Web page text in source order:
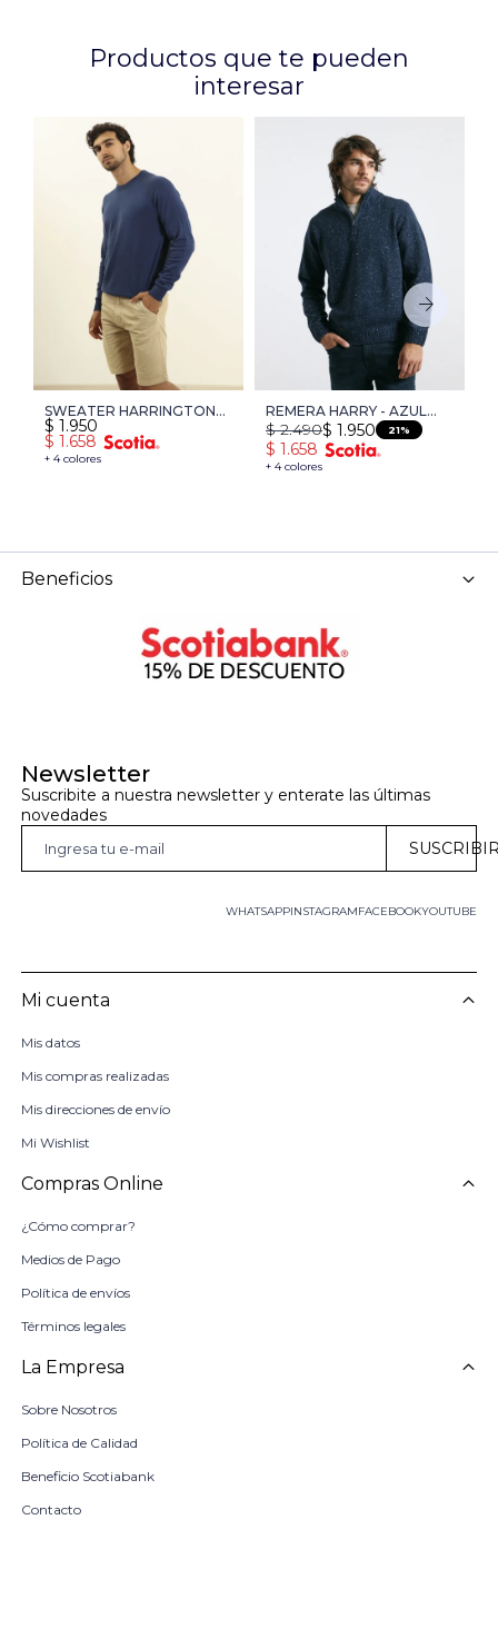
Productos que te pueden
interesar
SWEATER HARRINGTON
LABEL - AZUL PIEDRA
MELANGE
+ 4 colores
$ 1.950
$ 1.658
REMERA HARRY - AZUL
OSCURO
+ 4 colores
$ 1.950
$ 2.490 21
$ 1.658
Newsletter
Suscribite a nuestra newsletter y enterate las últimas
novedades
WHATSAPP FACEBOOKYOUTUBE
INSTAGRAM
Mi cuenta
Mis datos
Mis compras realizadas
Mis direcciones de envío
Mi Wishlist
Compras Online
¿Cómo comprar?
Medios de Pago
Política de envíos
Términos legales
La Empresa
Sobre Nosotros
Política de Calidad
Beneficio Scotiabank
Contacto
Beneficios